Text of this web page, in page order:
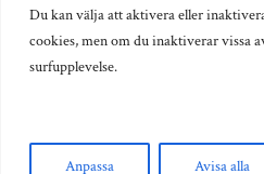
Du kan välja att aktivera eller
cookies, men om du inaktiverar vissa
surfupplevelse.
Anpassa Avisa alla
S:t Persgatan 19,